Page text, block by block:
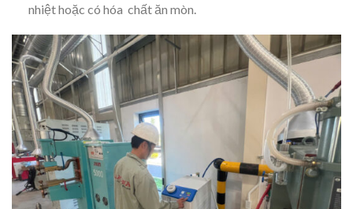
nhiệt hoặc có hóa chất ăn mòn.